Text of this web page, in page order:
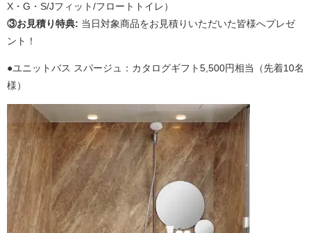
X・G・S/Jフィット/フロートトイレ）
③お見積り特典: 当日対象商品をお見積りいただいた皆様へプレゼ
ント！
●ユニットバス スパージュ：カタログギフト5,500円相当（先着10名
様）